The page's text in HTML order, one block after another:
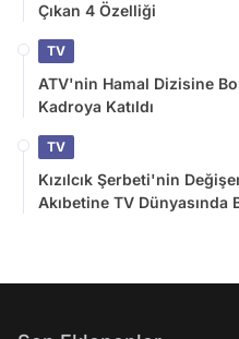
Çıkan 4 Özelliği
TV
ATV'nin Hamal Dizisine
Kadroya Katıldı
TV
Kızılcık Şerbeti'nin
Akıbetine TV Dünyasında